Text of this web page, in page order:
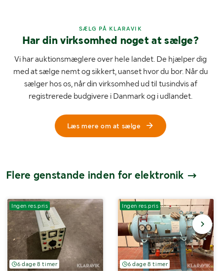
SÆLG PÅ KLARAVIK
Har din virksomhed noget at sælge?
Vi har auktionsmæglere over hele landet. De hjælper dig
med at sælge nemt og sikkert, uanset hvor du bor. Når du
sælger hos os, når din virksomhed ud til tusindvis af
registrerede budgivere i Danmark og i udlandet.
Læs mere om at sælge
Flere genstande inden for elektronik
Ingen res.pris
6 dage 8 timer
Ingen res.pris
6 dage 8 timer